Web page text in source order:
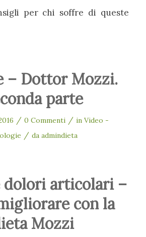
per chi soffre di queste
– Dottor Mozzi.
parte
/ 0 Commenti / in Video -
/ daadmindieta
dolori articolari –
con la
Mozzi